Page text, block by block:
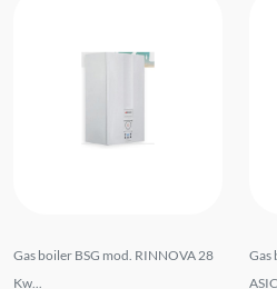
Gas boiler BSG mod. RINNOVA 28
Kw...
Gas